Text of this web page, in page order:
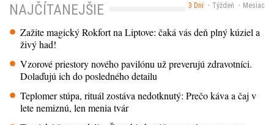
3 Dni Týždeň Mesiac
NAJČÍTANEJŠIE
Zažite magický Rokfort na Liptove: čaká vás deň plný kúziel a
živý had!
Vzorové priestory nového pavilónu už preverujú zdravotníci.
Dolaďujú ich do posledného detailu
Teplomer stúpa, rituál zostáva nedotknutý: Prečo káva a čaj v
lete nemiznú, len menia tvár